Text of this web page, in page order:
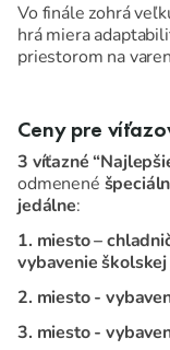
Vo finále zohrá
hrá miera
priestorom na
Ceny pre
3 víťazné
odmenené
jedálne:
1. miesto –
vybavenie
2. miesto -
3. miesto -